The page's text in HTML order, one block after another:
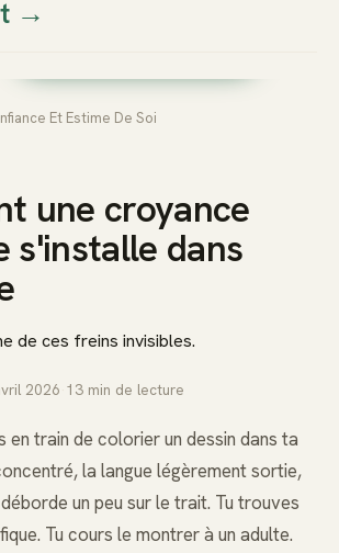
Prendre rendez-vous dès
→
Et Estime De Soi
une croyance
s'installe dans
de ces freins invisibles.
2026 13 min de lecture
en train de colorier un dessin dans ta
la langue légèrement sortie,
un peu sur le trait. Tu trouves
Tu cours le montrer à un adulte.